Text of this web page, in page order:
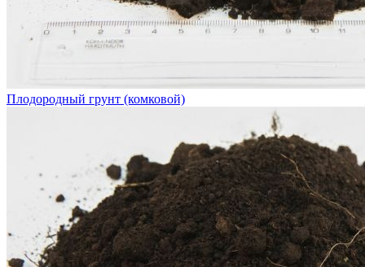
Плодородный грунт (комковой)